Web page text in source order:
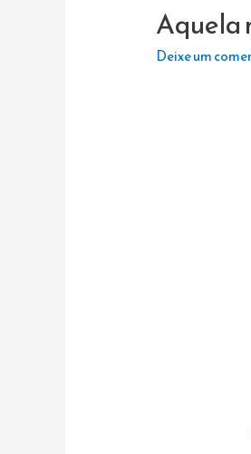
Aquela
Deixe um